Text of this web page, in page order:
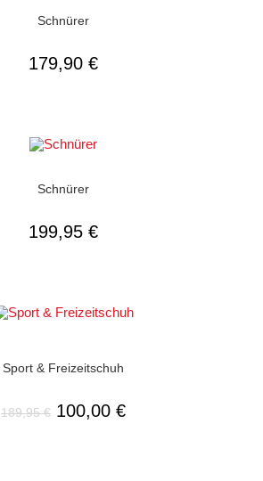
Schnürer
179,90 €
Schnürer
199,95 €
Sport & Freizeitschuh
189,95€ 100,00 €